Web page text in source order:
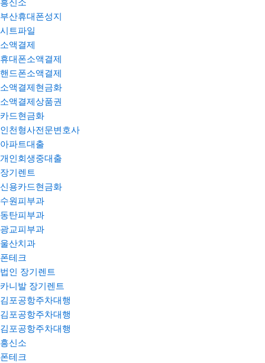
흥신소
부산휴대폰성지
시트파일
소액결제
휴대폰소액결제
핸드폰소액결제
소액결제현금화
소액결제상품권
카드현금화
인천형사전문변호사
아파트대출
개인회생중대출
장기렌트
신용카드현금화
수원피부과
동탄피부과
광교피부과
울산치과
폰테크
법인 장기렌트
카니발 장기렌트
김포공항주차대행
김포공항주차대행
김포공항주차대행
흥신소
폰테크